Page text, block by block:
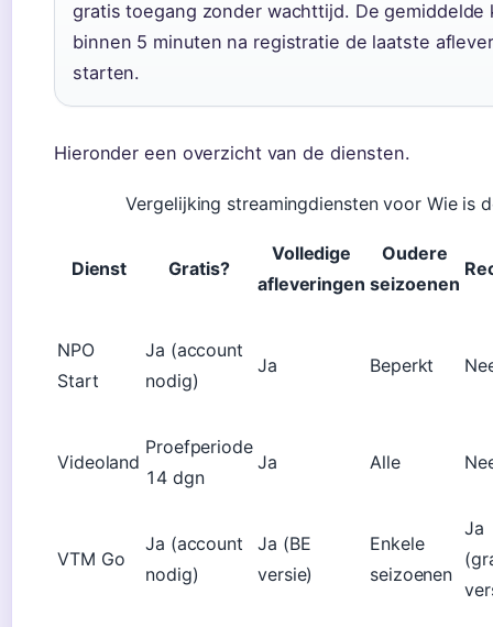
gratis toegang zonder wachttijd. De gemiddelde
binnen 5 minuten na registratie de laatste
starten.
Hieronder een overzicht van de diensten.
Vergelijking streamingdiensten voor Wie is
Dienst Gratis?
Volledige
afleveringen
Oudere
seizoenen
NPO
Start
Ja (account
nodig)
Ja Beperkt
Videoland
Proefperiode
14 dgn
Ja Alle
VTM Go
Ja (account
nodig)
Ja (BE
versie)
Enkele
seizoenen
Ja